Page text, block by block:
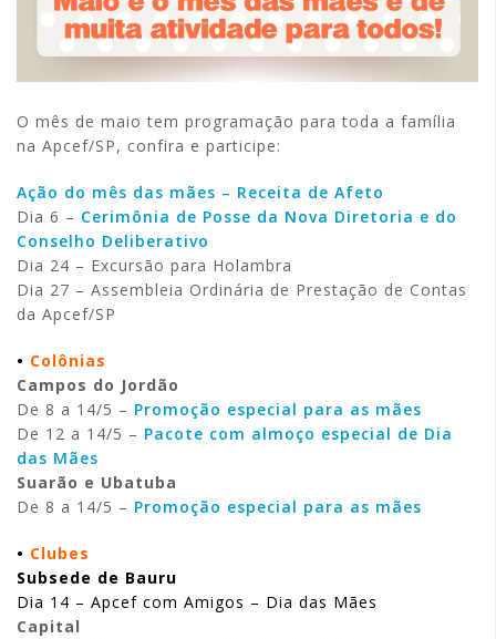
O mês de maio tem programação para toda a família
na Apcef/SP, confira e participe:
Ação do mês das mães – Receita de Afeto
Dia 6 – Cerimônia de Posse da Nova Diretoria e do
Conselho Deliberativo
Dia 24 – Excursão para Holambra
Dia 27 – Assembleia Ordinária de Prestação de Contas
da Apcef/SP
• Colônias
Campos do Jordão
De 8 a 14/5 – Promoção especial para as mães
De 12 a 14/5 – Pacote com almoço especial de Dia
das Mães
Suarão e Ubatuba
De 8 a 14/5 – Promoção especial para as mães
• Clubes
Subsede de Bauru
Dia 14 – Apcef com Amigos – Dia das Mães
Capital